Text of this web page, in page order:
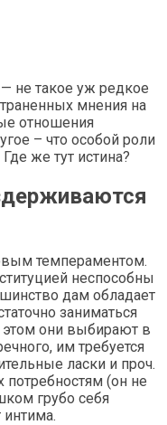
не такое уж редкое
мнения на
отношения
– что особой роли
же тут истина?
темпераментом.
неспособны
дам обладает
заниматься
они выбирают в
им требуется
ласки и проч.
потребностям (он не
грубо себя
интима.